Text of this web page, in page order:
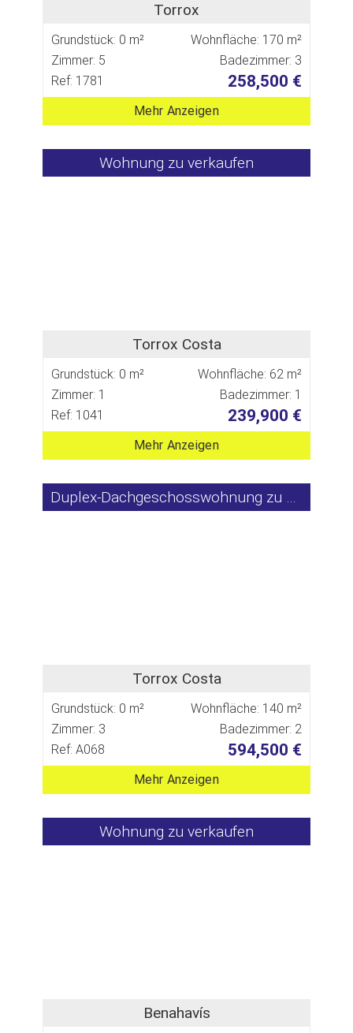
Torrox
Grundstück: 0 m²
Wohnfläche: 170 m²
Zimmer: 5
Badezimmer: 3
Ref: 1781
258,500 €
Mehr Anzeigen
Wohnung zu verkaufen
Torrox Costa
Grundstück: 0 m²
Wohnfläche: 62 m²
Zimmer: 1
Badezimmer: 1
Ref: 1041
239,900 €
Mehr Anzeigen
Duplex-Dachgeschosswohnung zu verkaufen
Torrox Costa
Grundstück: 0 m²
Wohnfläche: 140 m²
Zimmer: 3
Badezimmer: 2
Ref: A068
594,500 €
Mehr Anzeigen
Wohnung zu verkaufen
Benahavís